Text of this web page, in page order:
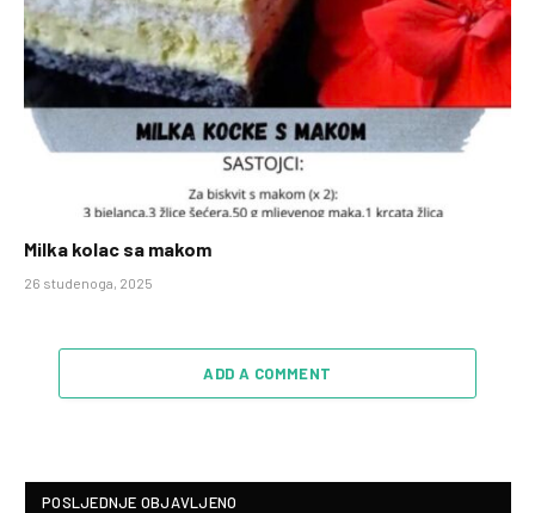
Milka kolac sa makom
26 studenoga, 2025
ADD A COMMENT
POSLJEDNJE OBJAVLJENO